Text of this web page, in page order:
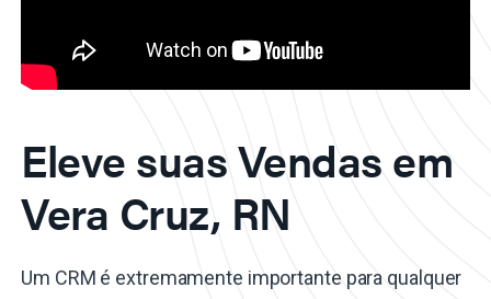
Eleve suas Vendas em
Vera Cruz, RN
Um CRM é extremamente importante para qualquer